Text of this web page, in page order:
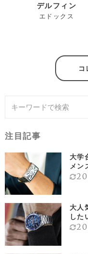
デルフィン
エドックス
コ
注目記事
大学
メン
大人
した